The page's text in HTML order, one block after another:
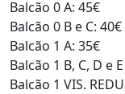
Balcão 0 A: 45€
Balcão 0 B e C: 40€
Balcão 1 A: 35€
Balcão 1 B, C, D e
Balcão 1 VIS.